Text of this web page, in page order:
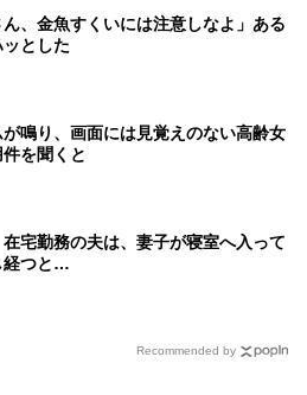
ん、金魚すくいには注意しなよ」ある
とした
鳴り、画面には見覚えのない高齢女
を聞くと
在宅勤務の夫は、妻子が寝室へ入って
経つと…
Recommended by